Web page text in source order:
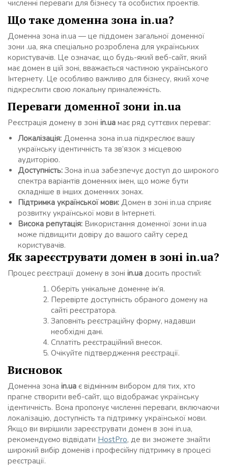
численні переваги для бізнесу та особистих проектів.
Що таке доменна зона in.ua?
Доменна зона in.ua — це піддомен загальної доменної
зони .ua, яка спеціально розроблена для українських
користувачів. Це означає, що будь-який веб-сайт, який
має домен в цій зоні, вважається частиною українського
Інтернету. Це особливо важливо для бізнесу, який хоче
підкреслити свою локальну приналежність.
Переваги доменної зони in.ua
Реєстрація домену в зоні in.ua має ряд суттєвих переваг:
Локалізація: Доменна зона in.ua підкреслює вашу
українську ідентичність та зв’язок з місцевою
аудиторією.
Доступність: Зона in.ua забезпечує доступ до широкого
спектра варіантів доменних імен, що може бути
складніше в інших доменних зонах.
Підтримка української мови: Домен в зоні in.ua сприяє
розвитку української мови в Інтернеті.
Висока репутація: Використання доменної зони in.ua
може підвищити довіру до вашого сайту серед
користувачів.
Як зареєструвати домен в зоні in.ua?
Процес реєстрації домену в зоні in.ua досить простий:
Оберіть унікальне доменне ім’я.
Перевірте доступність обраного домену на
сайті реєстратора.
Заповніть реєстраційну форму, надавши
необхідні дані.
Сплатіть реєстраційний внесок.
Очікуйте підтвердження реєстрації.
Висновок
Доменна зона in.ua є відмінним вибором для тих, хто
прагне створити веб-сайт, що відображає українську
ідентичність. Вона пропонує численні переваги, включаючи
локалізацію, доступність та підтримку української мови.
Якщо ви вирішили зареєструвати домен в зоні in.ua,
рекомендуємо відвідати HostPro, де ви зможете знайти
широкий вибір доменів і професійну підтримку в процесі
реєстрації.